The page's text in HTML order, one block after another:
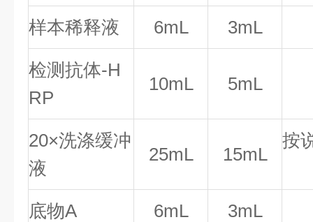
样本稀释液 6mL 3mL
检测抗体-H
RP
10mL 5mL
20×洗涤缓冲
液
25mL 15mL
按
底物A 6mL 3mL